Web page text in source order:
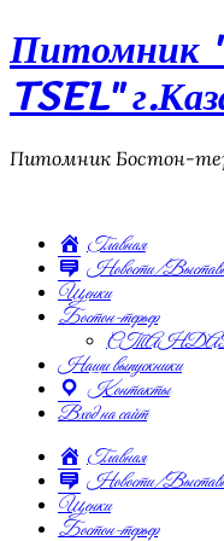
Питомник
TSEL"
Питомник Бостон-
Главная
Новости/
Щенки
Бостон-терьер
Наши выпускники
Контакты
Вход на сайт
Главная
Новости/
Щенки
Бостон-терьер